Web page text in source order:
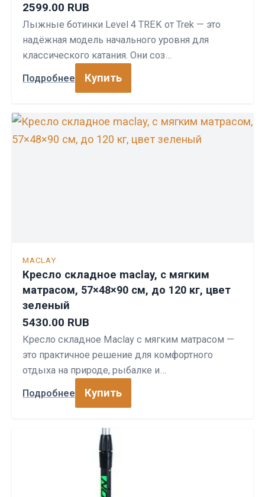
2599.00 RUB
Лыжные ботинки Level 4 TREK от Trek — это
надёжная модель начального уровня для
классического катания. Они соз…
Подробнее Купить
MACLAY
Кресло складное maclay, с мягким
матрасом, 57×48×90 см, до 120 кг, цвет
зеленый
5430.00 RUB
Кресло складное Maclay с мягким матрасом —
это практичное решение для комфортного
отдыха на природе, рыбалке и…
Подробнее Купить